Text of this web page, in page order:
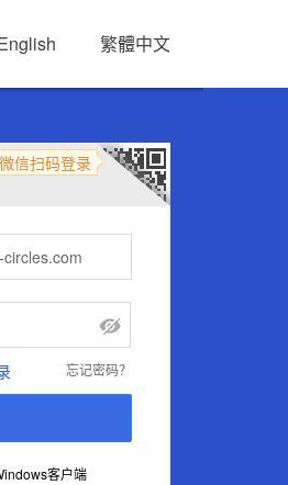
繁體中文
微信扫码登录
忘记密码？
客户端